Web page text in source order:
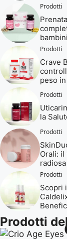
Prodotti
Prodotti
Crave
peso
Prodotti
la
Prodotti
Orali:
Prodotti
Scopri
Prodotti